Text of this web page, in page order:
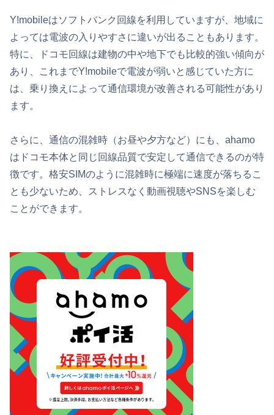
Y!mobileはソフトバンク回線を利用していますが、地域に
よっては電波の入りやすさに違いが出ることもあります。
特に、ドコモ回線は建物の中や地下でも比較的強い傾向が
あり、これまでY!mobileで電波が弱いと感じていた方に
は、乗り換えによって通信環境が改善される可能性があり
ます。
さらに、通信の混雑時（お昼や夕方など）にも、ahamo
はドコモ本体と同じ回線品質で安定して通信できるのが特
徴です。格安SIMのように混雑時に極端に速度が落ちるこ
とも少ないため、ストレスなく動画視聴やSNSを楽しむ
ことができます。